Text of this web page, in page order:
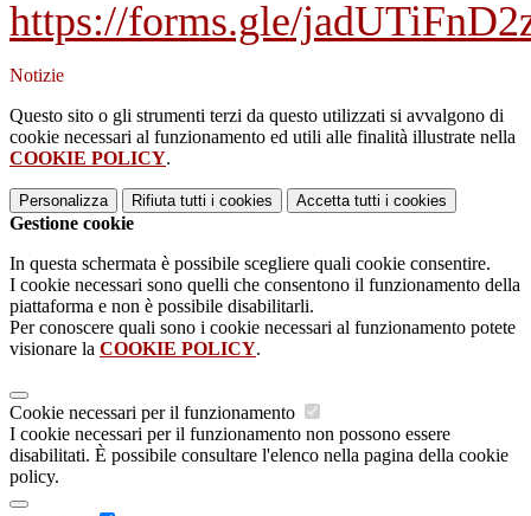
https://forms.gle/
Notizie
Questo sito o gli strumenti terzi da questo utilizzati si avvalgono di
cookie necessari al funzionamento ed utili alle finalità illustrate nella
COOKIE POLICY.
Personalizza Rifiuta tutti i cookies Accetta tutti i cookies
Gestione cookie
In questa schermata è possibile scegliere quali cookie consentire.
I cookie necessari sono quelli che consentono il funzionamento della
piattaforma e non è possibile disabilitarli.
Per conoscere quali sono i cookie necessari al funzionamento potete
visionare la COOKIE POLICY.
Cookie necessari per il funzionamento
I cookie necessari per il funzionamento non possono essere
disabilitati. È possibile consultare l'elenco nella pagina della cookie
policy.